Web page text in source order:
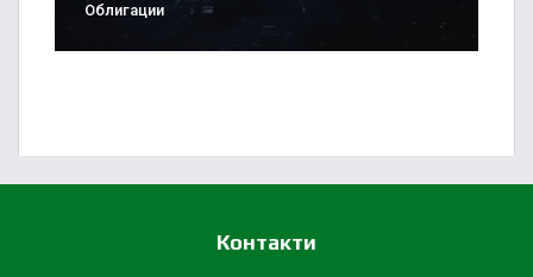
Облигации
Контакти